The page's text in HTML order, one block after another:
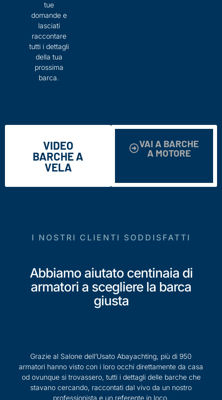
tue
domande e
lasciati
raccontare
tutti i dettagli
della tua
prossima
barca.
VIDEO
BARCHE A
VELA
VAI A BARCHE
A MOTORE
I NOSTRI CLIENTI SODDISFATTI
Abbiamo aiutato centinaia di
armatori a scegliere la barca
giusta
Grazie al Salone dell’Usato Abayachting, più di 950
armatori hanno visto con i loro occhi direttamente da casa
od ovunque si trovassero, tutti i dettagli delle barche che
stavano cercando, raccontati dal vivo da un nostro
professionista e un referente in loco.